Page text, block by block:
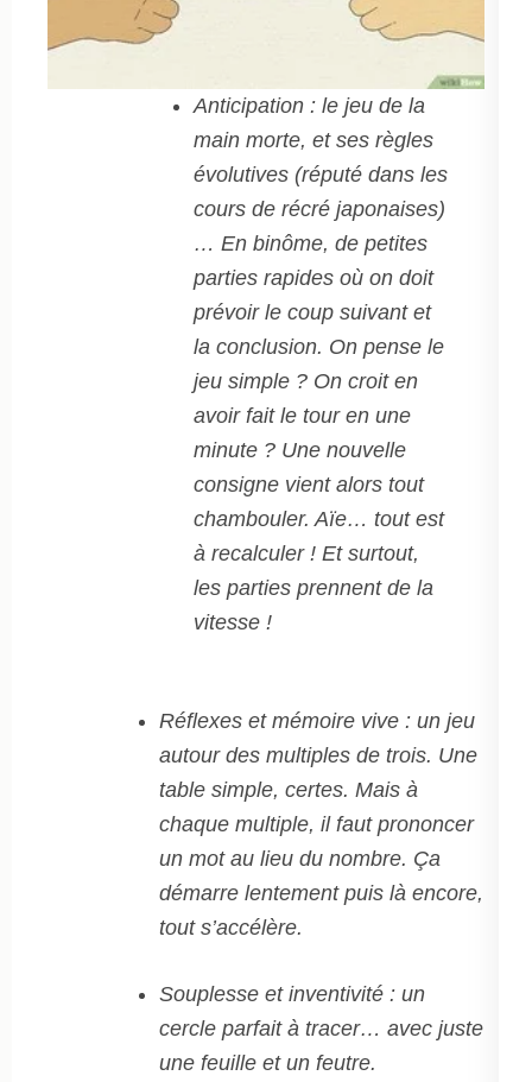
Anticipation : le jeu de la
main morte, et ses règles
évolutives (réputé dans les
cours de récré japonaises)
… En binôme, de petites
parties rapides où on doit
prévoir le coup suivant et
la conclusion. On pense le
jeu simple ? On croit en
avoir fait le tour en une
minute ? Une nouvelle
consigne vient alors tout
chambouler. Aïe… tout est
à recalculer ! Et surtout,
les parties prennent de la
vitesse !
Réflexes et mémoire vive : un jeu
autour des multiples de trois. Une
table simple, certes. Mais à
chaque multiple, il faut prononcer
un mot au lieu du nombre. Ça
démarre lentement puis là encore,
tout s’accélère.
Souplesse et inventivité : un
cercle parfait à tracer… avec juste
une feuille et un feutre.